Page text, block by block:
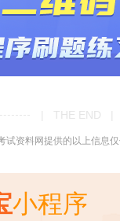
| THE END |
资料网提供的以上信息
小程序